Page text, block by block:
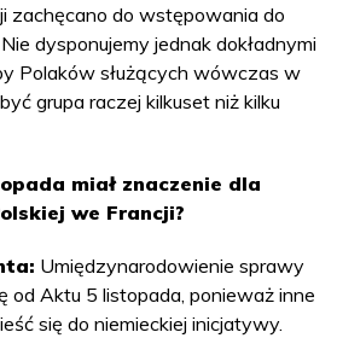
zachęcano do wstępowania do
dysponujemy jednak dokładnymi
Polaków służących wówczas w
grupa raczej kilkuset niż kilku
miał znaczenie dla
we Francji?
Umiędzynarodowienie sprawy
od Aktu 5 listopada, ponieważ inne
się do niemieckiej inicjatywy.